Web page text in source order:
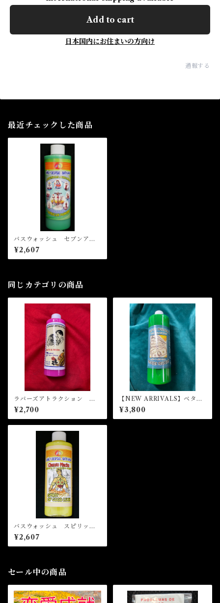
Add to cart
日本国内にお住まいの方向け
通報する
最近チェックした商品
バスウォッシュ セブンアフ
リカン Bath Wash 7AFRIC
AN
¥2,607
同じカテゴリの商品
ラバーズアトラクション マ
ジカルバスウォッシュ LOV
ERS ATTRACTION Magica
l Bath Wash
¥2,700
【NEW ARRIVALS】ベター
ビジネス マジカルバスウォ
ッシュ BETTER BUSINES
S Magical Bath Wash
¥3,800
バスウォッシュ スピリット
オブグッドラック Bath Was
h SPIRIT OF GOOD LUCK
¥2,607
セール中の商品